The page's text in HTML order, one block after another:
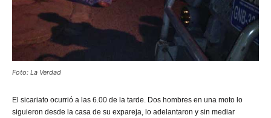
Foto: La Verdad
El sicariato ocurrió a las 6.00 de la tarde. Dos hombres en una moto lo
siguieron desde la casa de su expareja, lo adelantaron y sin mediar